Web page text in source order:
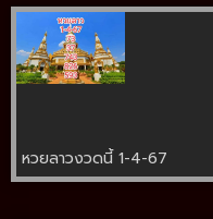
หวยลาวงวดนี้ 1-4-67